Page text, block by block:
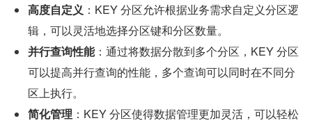
高度自定义 ：KEY 分区允许根据业务需求自定义分区逻
辑，可以灵活地选择分区键和分区数量。
并行查询性能：通过将数据分散到多个分区，KEY 分区
可以提高并行查询的性能，多个查询可以同时在不同分
区上执行。
简化管理 ：KEY 分区使得数据管理更加灵活，可以轻松